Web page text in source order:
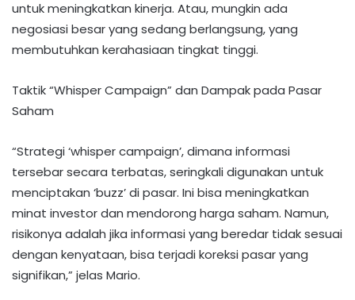
untuk meningkatkan kinerja. Atau, mungkin ada
negosiasi besar yang sedang berlangsung, yang
membutuhkan kerahasiaan tingkat tinggi.
Taktik “Whisper Campaign” dan Dampak pada Pasar
Saham
“Strategi ‘whisper campaign’, dimana informasi
tersebar secara terbatas, seringkali digunakan untuk
menciptakan ‘buzz’ di pasar. Ini bisa meningkatkan
minat investor dan mendorong harga saham. Namun,
risikonya adalah jika informasi yang beredar tidak sesuai
dengan kenyataan, bisa terjadi koreksi pasar yang
signifikan,” jelas Mario.